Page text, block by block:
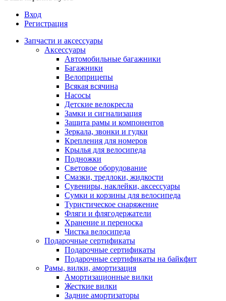
Вход
Регистрация
Запчасти и аксессуары
Аксессуары
Автомобильные багажники
Багажники
Велоприцепы
Всякая всячина
Насосы
Детские велокресла
Замки и сигнализация
Защита рамы и компонентов
Зеркала, звонки и гудки
Крепления для номеров
Крылья для велосипеда
Подножки
Световое оборудование
Смазки, тредлоки, жидкости
Сувениры, наклейки, аксессуары
Сумки и корзины для велосипеда
Туристическое снаряжение
Фляги и флягодержатели
Хранение и переноска
Чистка велосипеда
Подарочные сертификаты
Подарочные сертификаты
Подарочные сертификаты на байкфит
Рамы, вилки, амортизация
Амортизационные вилки
Жесткие вилки
Задние амортизаторы